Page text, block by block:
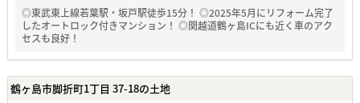
◎東武東上線若葉駅・坂戸駅徒歩15分！ ◎2025年5月にリフォーム完了
したオートロック付きマンション！ ◎関越道鶴ヶ島ICにも近く車のアク
セスも良好！
鶴ヶ島市脚折町1丁目 37-18の土地